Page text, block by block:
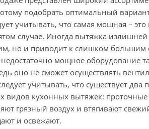
подобрать оптимальный
учитывать, что самая мощная –
случае. Иногда вытяжка
но и приводит к слишком большим
мощное оборудование
оно не сможет осуществлять
учитывать, что существует
видов кухонных вытяжек:
грязный воздух и втягивают
и освежают.